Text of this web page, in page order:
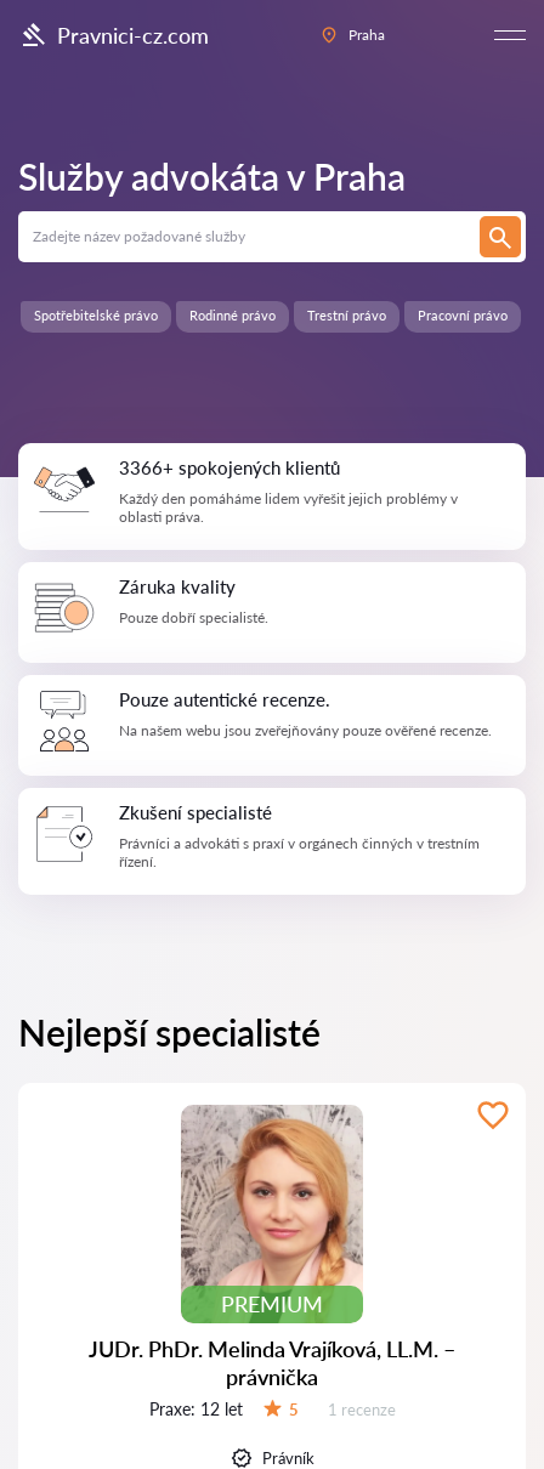
Pravnici-cz.com Praha
Služby advokáta v Praha
Pracovní právo
Spotřebitelské právo Rodinné právo Trestní právo
3366+ spokojených klientů
Každý den pomáháme lidem vyřešit jejich problémy v
oblasti práva.
Záruka kvality
Pouze dobří specialisté.
Pouze autentické recenze.
Na našem webu jsou zveřejňovány pouze ověřené recenze.
Zkušení specialisté
Právníci a advokáti s praxí v orgánech činných v trestním
řízení.
Nejlepší specialisté
PREMIUM
JUDr. PhDr. Melinda Vrajíková, LL.M. –
právnička
Praxe: 12 let 5 Recenzí:
1 recenze
Právník